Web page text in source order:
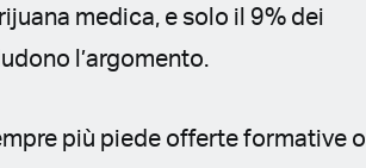
medica, e solo il 9% dei
l’argomento.
più piede offerte formative